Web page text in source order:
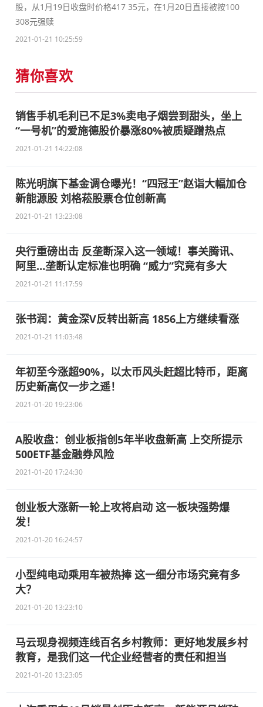
股，从1月19日收盘时价格417 35元，在1月20日直接被按100
308元强赎
2021-01-21 10:25:59
猜你喜欢
销售手机毛利已不足3%卖电子烟尝到甜头，坐上
“一号机”的爱施德股价暴涨80%被质疑蹭热点
2021-01-21 14:22:08
陈光明旗下基金调仓曝光！“四冠王”赵诣大幅加仓
新能源股 刘格菘股票仓位创新高
2021-01-21 13:23:08
央行重磅出击 反垄断深入这一领域！事关腾讯、
阿里…垄断认定标准也明确 “威力”究竟有多大
2021-01-21 11:17:59
张书润：黄金深V反转出新高 1856上方继续看涨
2021-01-21 11:03:48
年初至今涨超90%，以太币风头赶超比特币，距离
历史新高仅一步之遥！
2021-01-20 19:23:06
A股收盘：创业板指创5年半收盘新高 上交所提示
500ETF基金融券风险
2021-01-20 17:24:30
创业板大涨新一轮上攻将启动 这一板块强势爆
发！
2021-01-20 16:24:57
小型纯电动乘用车被热捧 这一细分市场究竟有多
大？
2021-01-20 13:23:10
马云现身视频连线百名乡村教师：更好地发展乡村
教育，是我们这一代企业经营者的责任和担当
2021-01-20 13:23:05